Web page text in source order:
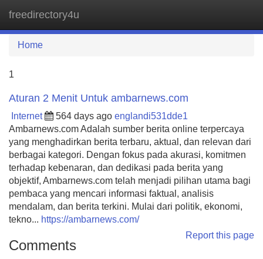
freedirectory4u
Home
1
Aturan 2 Menit Untuk ambarnews.com
Internet 564 days ago englandi531dde1
Ambarnews.com Adalah sumber berita online terpercaya
yang menghadirkan berita terbaru, aktual, dan relevan dari
berbagai kategori. Dengan fokus pada akurasi, komitmen
terhadap kebenaran, dan dedikasi pada berita yang
objektif, Ambarnews.com telah menjadi pilihan utama bagi
pembaca yang mencari informasi faktual, analisis
mendalam, dan berita terkini. Mulai dari politik, ekonomi,
tekno... https://ambarnews.com/
Report this page
Comments